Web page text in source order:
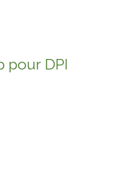
pour DPI